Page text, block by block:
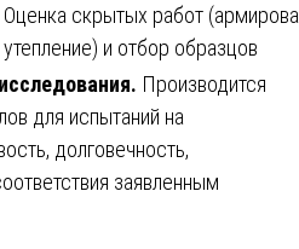
Оценка скрытых работ
утепление) и отбор образцов
Производится
для испытаний на
долговечность,
заявленным